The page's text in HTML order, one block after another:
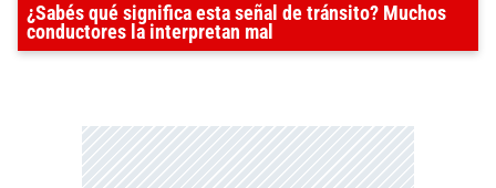
¿Sabés qué significa esta señal de tránsito? Muchos
conductores la interpretan mal